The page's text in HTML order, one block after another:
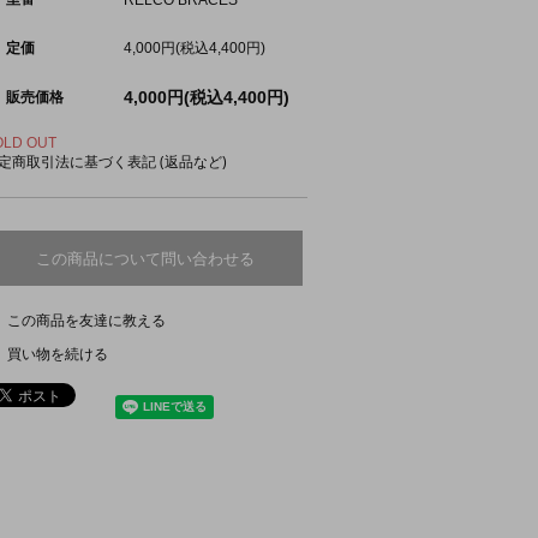
定価 4,000円(税込4,400円)
販売価格 4,000円(税込4,400円)
OUT
商取引法に基づく表記 (返品など)
この商品について問い合わせる
この商品を友達に教える
買い物を続ける